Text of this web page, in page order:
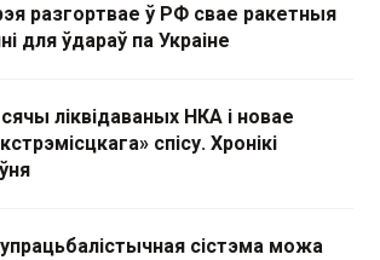
разгортвае ў РФ свае ракетныя
для ўдараў па Украіне
ліквідаваных НКА і новае
спісу. Хронікі
сістэма можа